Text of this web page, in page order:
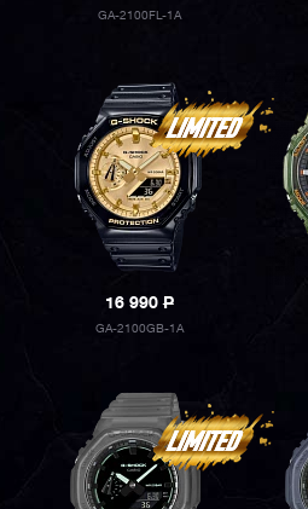
GA-2100FL-1A
16 990P
GA-2100GB-1A